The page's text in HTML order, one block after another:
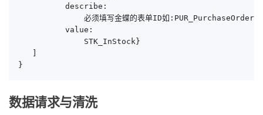
          describe:
              必须填写金蝶的表单ID如:PUR_PurchaseOrder,
          value:
              STK_InStock}
}
数据请求与清洗